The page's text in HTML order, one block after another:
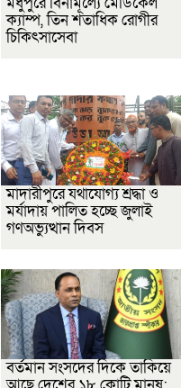
ক্যাম্প, তিন শতাধিক রোগীর
চিকিৎসাসেবা
মাদারীপুরে যথাযোগ্য শ্রদ্ধা ও
মর্যাদায় পালিত হচ্ছে জুলাই
গণঅভ্যুত্থান দিবস
বর্তমান সংসদের দিকে তাকিয়ে